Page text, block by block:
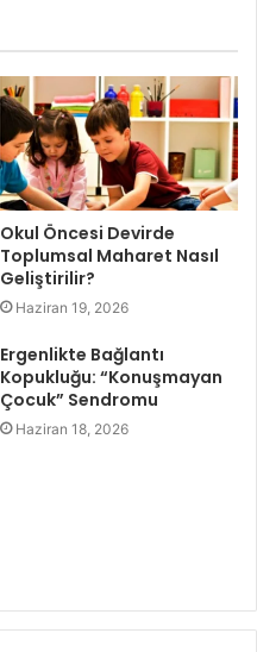
Okul Öncesi Devirde
Toplumsal Maharet Nasıl
Geliştirilir?
Haziran 19, 2026
Ergenlikte Bağlantı
Kopukluğu: “Konuşmayan
Çocuk” Sendromu
Haziran 18, 2026